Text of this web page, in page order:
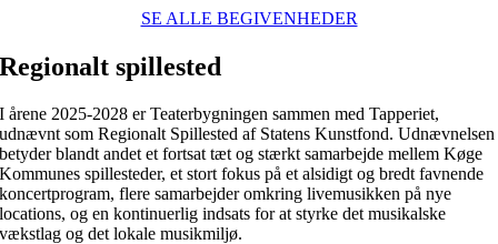
SE ALLE BEGIVENHEDER
Regionalt spillested
I årene 2025-2028 er Teaterbygningen sammen med Tapperiet,
udnævnt som Regionalt Spillested af Statens Kunstfond. Udnævnelsen
betyder blandt andet et fortsat tæt og stærkt samarbejde mellem Køge
Kommunes spillesteder, et stort fokus på et alsidigt og bredt favnende
koncertprogram, flere samarbejder omkring livemusikken på nye
locations, og en kontinuerlig indsats for at styrke det musikalske
vækstlag og det lokale musikmiljø.